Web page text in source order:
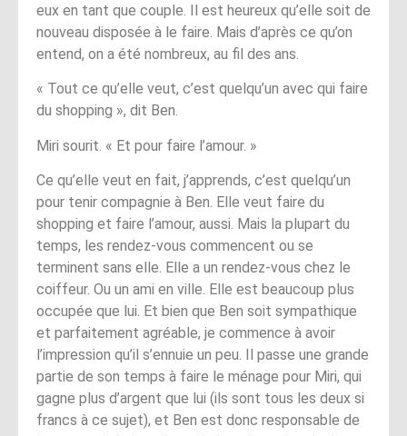
eux en tant que couple. Il est heureux qu’elle soit de
nouveau disposée à le faire. Mais d’après ce qu’on
entend, on a été nombreux, au fil des ans.
« Tout ce qu’elle veut, c’est quelqu’un avec qui faire
du shopping », dit Ben.
Miri sourit. « Et pour faire l’amour. »
Ce qu’elle veut en fait, j’apprends, c’est quelqu’un
pour tenir compagnie à Ben. Elle veut faire du
shopping et faire l’amour, aussi. Mais la plupart du
temps, les rendez-vous commencent ou se
terminent sans elle. Elle a un rendez-vous chez le
coiffeur. Ou un ami en ville. Elle est beaucoup plus
occupée que lui. Et bien que Ben soit sympathique
et parfaitement agréable, je commence à avoir
l’impression qu’il s’ennuie un peu. Il passe une grande
partie de son temps à faire le ménage pour Miri, qui
gagne plus d’argent que lui (ils sont tous les deux si
francs à ce sujet), et Ben est donc responsable de